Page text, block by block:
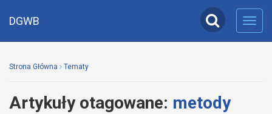
DGWB
Strona Główna Tematy
Artykuły otagowane: metody